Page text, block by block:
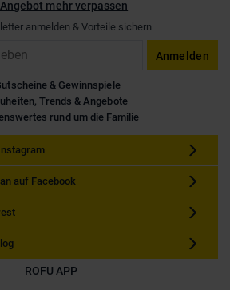
mehr verpassen
anmelden & Vorteile sichern
Anmelden
& Gewinnspiele
Trends & Angebote
rund um die Familie
auf Facebook
ROFU APP